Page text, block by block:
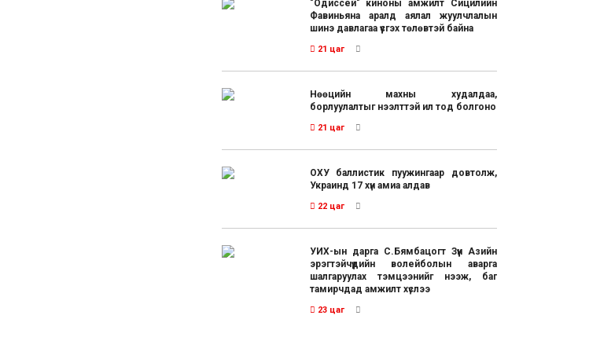
"Одиссей" киноны амжилт Сицилийн
Фавиньяна аралд аялал жуулчлалын
шинэ давлагаа үүсгэх төлөвтэй байна
21 цаг
Нөөцийн махны худалдаа,
борлуулалтыг нээлттэй ил тод болгоно
21 цаг
ОХУ баллистик пуужингаар довтолж,
Украинд 17 хүн амиа алдав
22 цаг
УИХ-ын дарга С.Бямбацогт Зүүн Азийн
эрэгтэйчүүдийн волейболын аварга
шалгаруулах тэмцээнийг нээж, баг
тамирчдад амжилт хүслээ
23 цаг